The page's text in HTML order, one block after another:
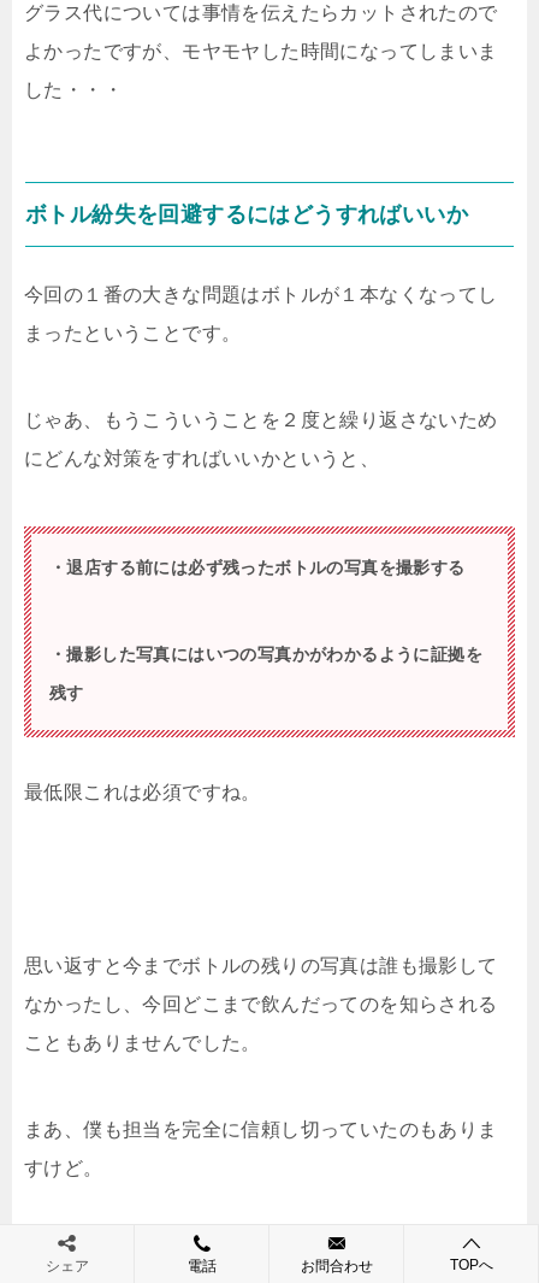
グラス代については事情を伝えたらカットされたので
よかったですが、モヤモヤした時間になってしまいま
した・・・
ボトル紛失を回避するにはどうすればいいか
今回の１番の大きな問題はボトルが１本なくなってし
まったということです。
じゃあ、もうこういうことを２度と繰り返さないため
にどんな対策をすればいいかというと、
・退店する前には必ず残ったボトルの写真を撮影する
・撮影した写真にはいつの写真かがわかるように証拠を
残す
最低限これは必須ですね。
思い返すと今までボトルの残りの写真は誰も撮影して
なかったし、今回どこまで飲んだってのを知らされる
こともありませんでした。
まあ、僕も担当を完全に信頼し切っていたのもありま
すけど。
シェア 電話 お問合わせ TOPへ